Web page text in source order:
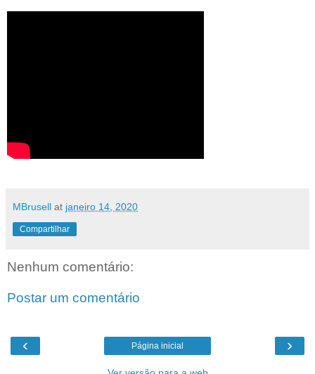
MBrusell at janeiro 14, 2020
Compartilhar
Nenhum comentário:
Postar um comentário
‹ ›
Página inicial